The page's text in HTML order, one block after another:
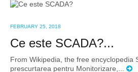
FEBRUARY 25, 2018
Ce este SCADA?...
From Wikipedia, the free encyclopedia
prescurtarea pentru Monitorizare,...